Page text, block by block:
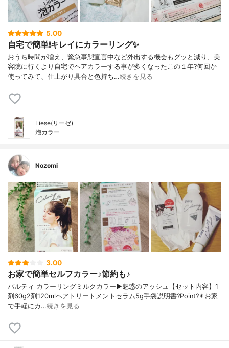
5.00
自宅で簡単❕キレイにカラーリング✨
おうち時間が増え、緊急事態宣言中など外出する機会もグッと減り、美
容院に行くより自宅でヘアカラーする事が多くなったこの１年?何回か
使ってみて、仕上がり具合と色持ち…続きを見る
Liese(リーゼ)
泡カラー
Nozomi
3.00
お家で簡単セルフカラー♪節約も♪
パルティ カラーリングミルクカラー▶︎魅惑のアッシュ【セット内容】1
剤60g2剤120mlヘアトリートメントセラム5g手袋説明書?Point?✴︎お家
で手軽にカ…続きを見る